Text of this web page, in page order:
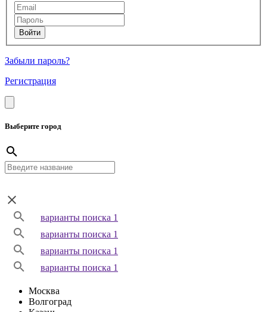
Забыли пароль?
Регистрация
Выберите город
варианты поиска 1
варианты поиска 1
варианты поиска 1
варианты поиска 1
Москва
Волгоград